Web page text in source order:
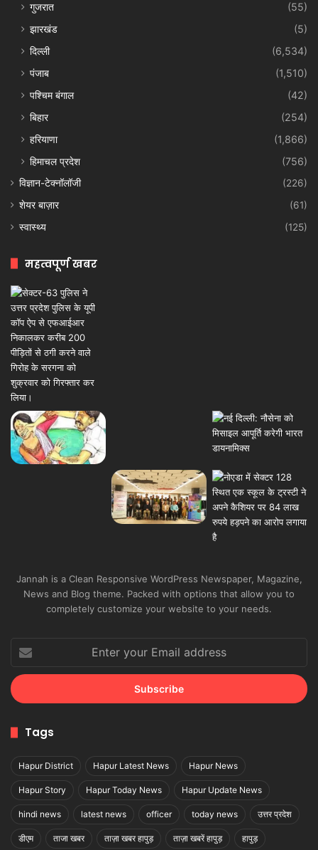
गुजरात
(55)
झारखंड
(5)
दिल्ली
(6,534)
पंजाब
(1,510)
पश्चिम बंगाल
(42)
बिहार
(254)
हरियाणा
(1,866)
हिमाचल प्रदेश
(756)
विज्ञान-टेक्नॉलॉजी
(226)
शेयर बाज़ार
(61)
स्वास्थ्य
(125)
महत्वपूर्ण खबर
Jannah is a Clean Responsive WordPress Newspaper, Magazine,
News and Blog theme. Packed with options that allow you to
completely customize your website to your needs.
your
Email
address
Tags
Hapur District Hapur Latest News Hapur News
Hapur Story Hapur Today News Hapur Update News
hindi news latest news officer today news उत्तर प्रदेश
डीएम ताजा खबर ताज़ा खबर हापुड़ ताज़ा खबरें हापुड़ हापुड़